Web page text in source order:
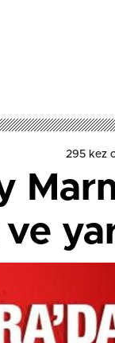
295 kez